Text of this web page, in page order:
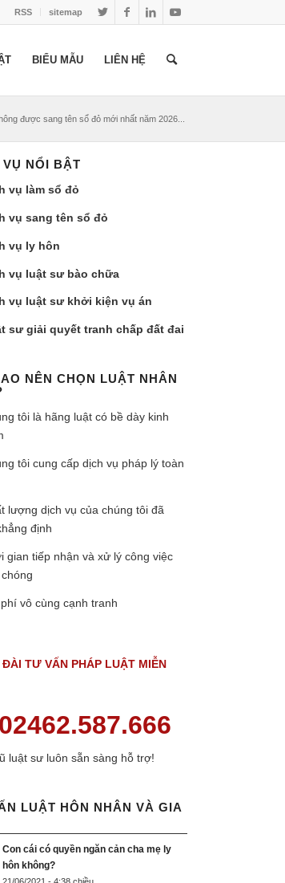
RSS sitemap
BIỂU MẪU LIÊN HỆ
được sang tên sổ đỏ mới nhất năm 2026...
VỤ NỔI BẬT
vụ làm sổ đỏ
vụ sang tên sổ đỏ
vụ ly hôn
vụ luật sư bào chữa
vụ luật sư khởi kiện vụ án
sư giải quyết tranh chấp đất đai
NÊN CHỌN LUẬT NHÂN
tôi là hãng luật có bề dày kinh
tôi cung cấp dịch vụ pháp lý toàn
lượng dịch vụ của chúng tôi đã
định
gian tiếp nhận và xử lý công việc
vô cùng cạnh tranh
ĐÀI TƯ VẤN PHÁP LUẬT MIỄN
02462.587.666
luật sư luôn sẵn sàng hỗ trợ!
LUẬT HÔN NHÂN VÀ GIA
Con cái có quyền ngăn cản cha mẹ ly
hôn không?